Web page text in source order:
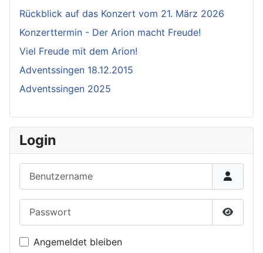
Rückblick auf das Konzert vom 21. März 2026
Konzerttermin - Der Arion macht Freude!
Viel Freude mit dem Arion!
Adventssingen 18.12.2015
Adventssingen 2025
Login
Angemeldet bleiben